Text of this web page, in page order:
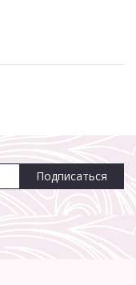
Подписаться